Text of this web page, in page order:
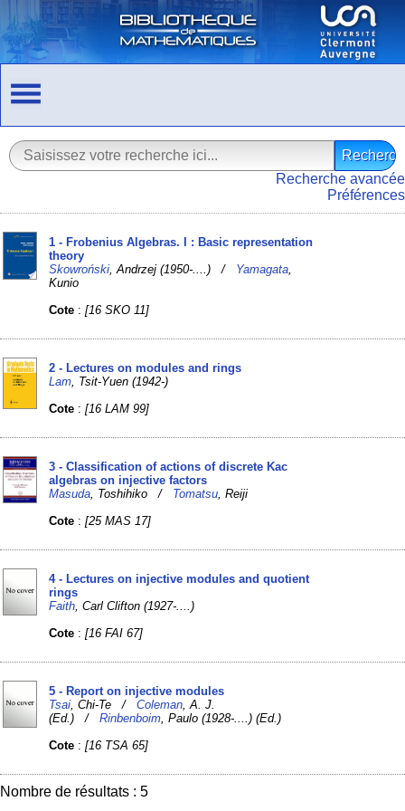
Recherche avancée
Préférences
1 - Frobenius Algebras. I : Basic representation
theory
Skowroński , Andrzej (1950-....) / Yamagata
Kunio
Cote :[16 SKO 11]
2 - Lectures on modules and rings
Lam , Tsit-Yuen (1942-)
Cote :[16 LAM 99]
3 - Classification of actions of discrete Kac
algebras on injective factors
Masuda , Toshihiko / Tomatsu , Reiji
Cote :[25 MAS 17]
4 - Lectures on injective modules and quotient
rings
Faith , Carl Clifton (1927-....)
Cote :[16 FAI 67]
5 - Report on injective modules
Tsai , Chi-Te /Coleman , A. J.
(Ed.) /Rinbenboim , Paulo (1928-....) (Ed.)
Cote :[16 TSA 65]
Nombre de résultats : 5